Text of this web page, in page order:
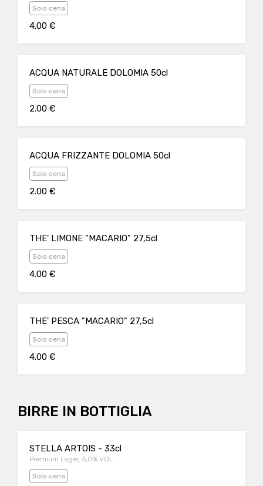
Solo cena
4.00 €
ACQUA NATURALE DOLOMIA 50cl
Solo cena
2.00 €
ACQUA FRIZZANTE DOLOMIA 50cl
Solo cena
2.00 €
THE' LIMONE "MACARIO" 27,5cl
Solo cena
4.00 €
THE' PESCA "MACARIO" 27,5cl
Solo cena
4.00 €
BIRRE IN BOTTIGLIA
STELLA ARTOIS - 33cl
Premium Lager, 5,0% VOL
Solo cena